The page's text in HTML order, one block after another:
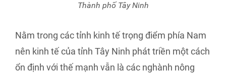
Thành phố Tây Ninh
Nằm trong các tỉnh kinh tế trọng điểm phía Nam
nên kinh tế của tỉnh Tây Ninh phát triền một cách
ổn định với thế mạnh vẫn là các nghành nông